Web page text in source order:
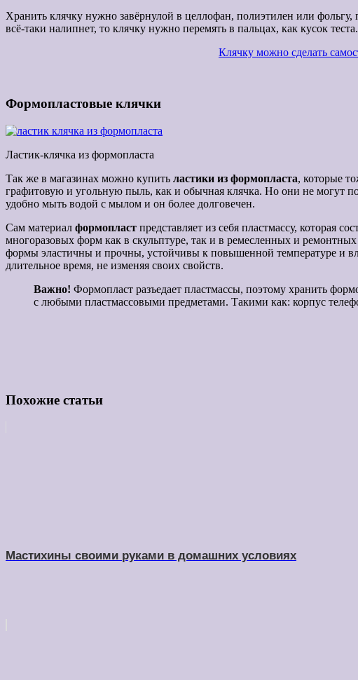
Хранить клячку нужно завёрнулой в целлофан, полиэтилен или
всё-таки налипнет, то клячку нужно перемять в пальцах, как кусок
Клячку можно сделать
Формопластовые клячки
Ластик-клячка из формопласта
Так же в магазинах можно купить ластики из формопласта, которые
графитовую и угольную пыль, как и обычная клячка. Но они не могут
удобно мыть водой с мылом и он более долговечен.
Сам материал формопласт представляет из себя пластмассу, которая
многоразовых форм как в скульптуре, так и в ремесленных и
формы эластичны и прочны, устойчивы к повышенной температуре и
длительное время, не изменяя своих свойств.
Важно! Формопласт разъедает пластмассы, поэтому хранить
с любыми пластмассовыми предметами. Такими как: корпус
Похожие статьи
Мастихины своими руками в домашних условиях